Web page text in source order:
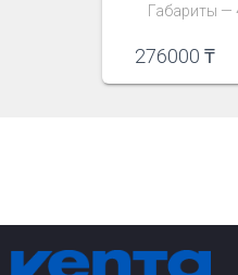
Габариты —
276000 ₸